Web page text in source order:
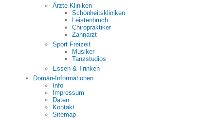
Ärzte Kliniken
Schönheitskliniken
Leistenbruch
Chiropraktiker
Zahnarzt
Sport Freizeit
Musiker
Tanzstudios
Essen & Trinken
Domän-Informationen
Info
Impressum
Daten
Kontakt
Sitemap